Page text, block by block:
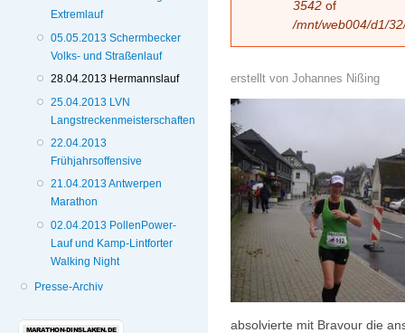
Extremlauf
05.05.2013 Schermbecker
Volks- und Straßenlauf
28.04.2013 Hermannslauf
25.04.2013 LVN
Langstreckenmeisterschaften
22.04.2013
Frühjahrsoffensive
21.04.2013 Antwerpen
Marathon
02.04.2013 PollenPower-
Lauf und Kamp-Lintforter
Walking Night
Presse-Archiv
3542 of
/mnt/web004/d1/
erstellt von Johannes Nißing
absolvierte mit Bravour die